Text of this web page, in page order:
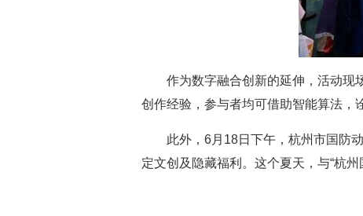
作为数字融合创新的延伸，活动现
创作经验，参与者均可借助智能算法，
此外，6月18日下午，杭州市国防
定文创及隐藏福利。这个夏天，与“杭